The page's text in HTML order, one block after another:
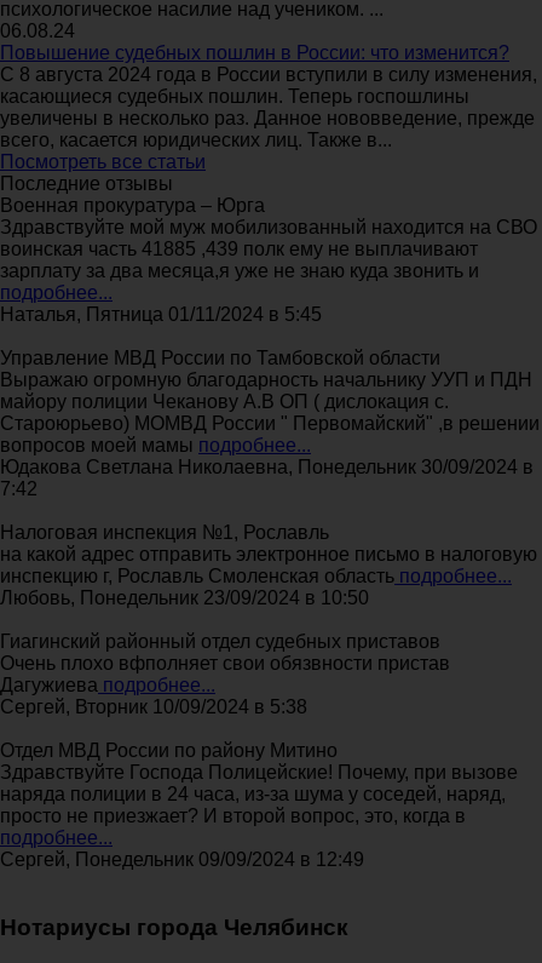
психологическое насилие над учеником. ...
06.08.24
Повышение судебных пошлин в России: что изменится?
С 8 августа 2024 года в России вступили в силу изменения,
касающиеся судебных пошлин. Теперь госпошлины
увеличены в несколько раз. Данное нововведение, прежде
всего, касается юридических лиц. Также в...
Посмотреть все статьи
Последние отзывы
Военная прокуратура – Юрга
Здравствуйте мой муж мобилизованный находится на СВО
воинская часть 41885 ,439 полк ему не выплачивают
зарплату за два месяца,я уже не знаю куда звонить и
подробнее...
Наталья, Пятница 01/11/2024 в 5:45
Управление МВД России по Тамбовской области
Выражаю огромную благодарность начальнику УУП и ПДН
майору полиции Чеканову А.В ОП ( дислокация с.
Староюрьево) МОМВД России " Первомайский" ,в решении
вопросов моей мамы подробнее...
Юдакова Светлана Николаевна, Понедельник 30/09/2024 в
7:42
Налоговая инспекция №1, Рославль
на какой адрес отправить электронное письмо в налоговую
инспекцию г, Рославль Смоленская область подробнее...
Любовь, Понедельник 23/09/2024 в 10:50
Гиагинский районный отдел судебных приставов
Очень плохо вфполняет свои обязвности пристав
Дагужиева подробнее...
Сергей, Вторник 10/09/2024 в 5:38
Отдел МВД России по району Митино
Здравствуйте Господа Полицейские! Почему, при вызове
наряда полиции в 24 часа, из-за шума у соседей, наряд,
просто не приезжает? И второй вопрос, это, когда в
подробнее...
Сергей, Понедельник 09/09/2024 в 12:49
Нотариусы города Челябинск